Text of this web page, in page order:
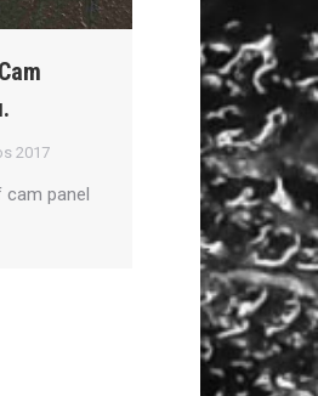
2017
cam panel